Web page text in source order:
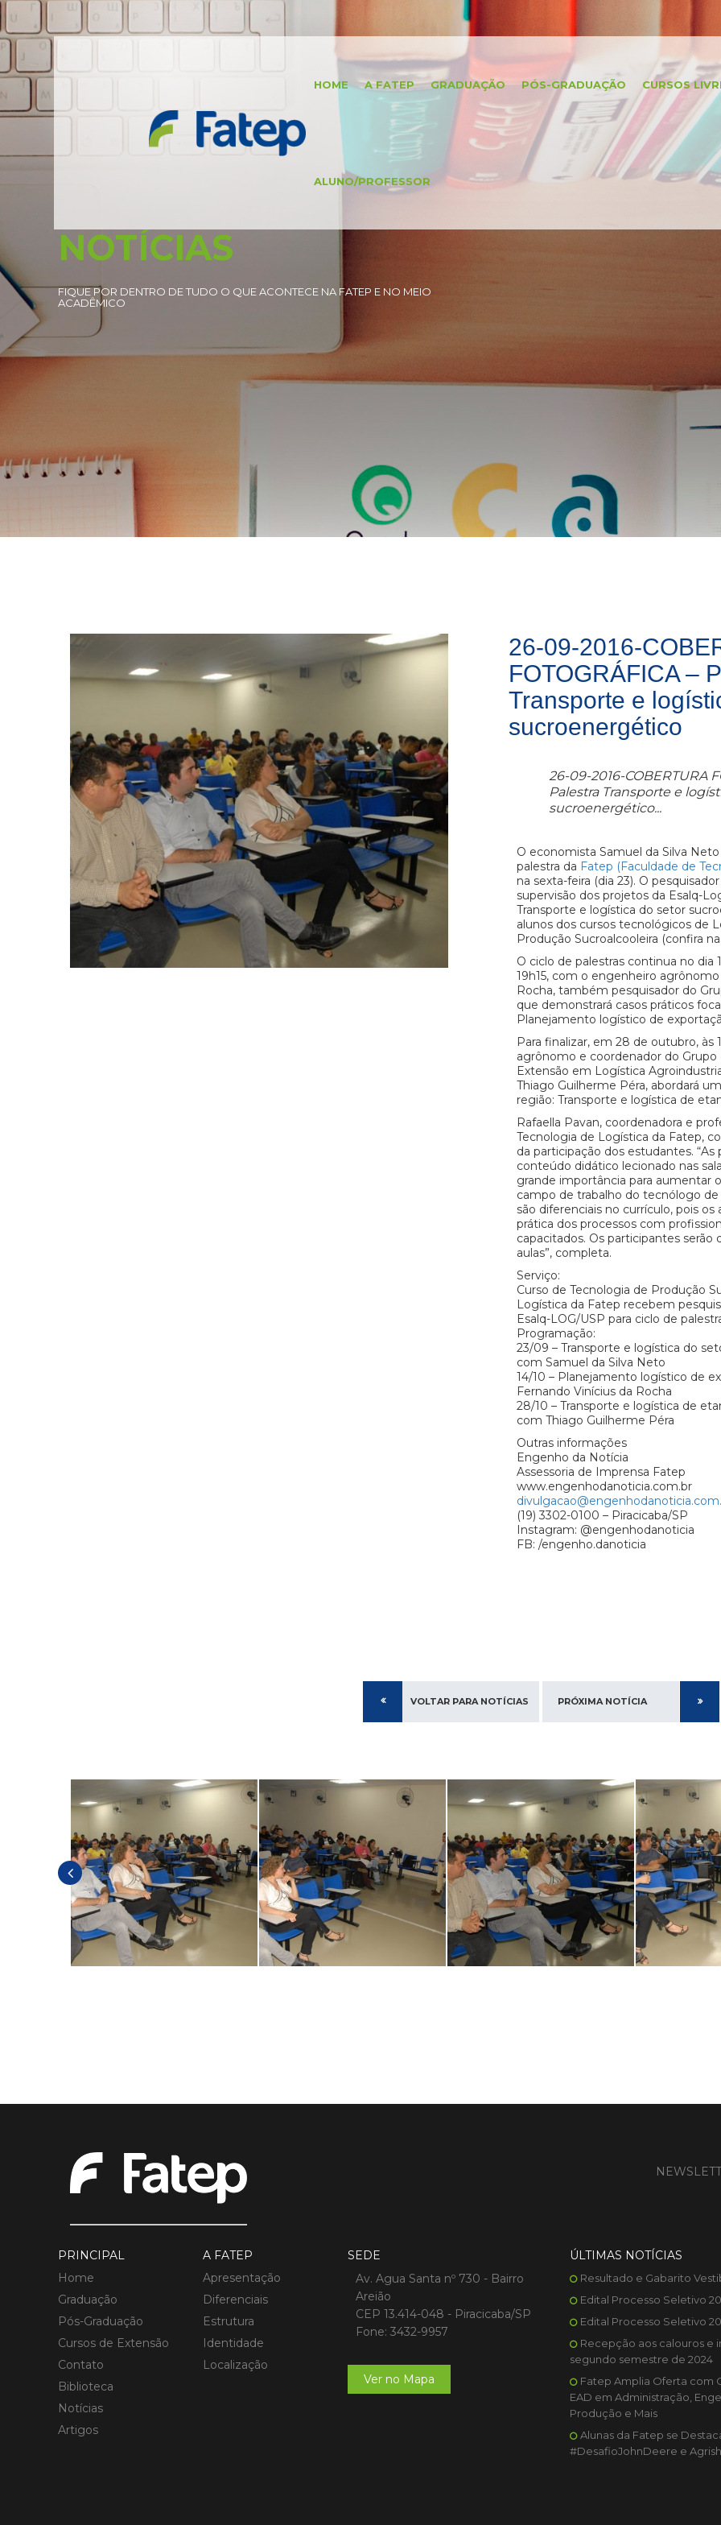
HOME A FATEP GRADUAÇÃO PÓS-GRADUAÇÃO CURSOS
ALUNO/PROFESSOR
NOTÍCIAS
FIQUE POR DENTRO DE TUDO O QUE ACONTECE NA FATEP E NO MEIO
ACADÊMICO
26-09-2016-
FOTOGRÁFICA –
Transporte e
sucroenergético
26-09-2016-COBERTURA
Palestra Transporte e
sucroenergético...
O economista Samuel da Silva
palestra da Fatep (Faculdade de
na sexta-feira (dia 23). O
supervisão dos projetos da Esalq-
Transporte e logística do setor
alunos dos cursos tecnológicos de
Produção Sucroalcooleira (confira
O ciclo de palestras continua no dia
19h15, com o engenheiro
Rocha, também pesquisador do
que demonstrará casos práticos
Planejamento logístico de
Para finalizar, em 28 de outubro, às
agrônomo e coordenador do Grupo
Extensão em Logística
Thiago Guilherme Péra, abordará
região: Transporte e logística de
Rafaella Pavan, coordenadora e
Tecnologia de Logística da Fatep,
da participação dos estudantes.
conteúdo didático lecionado nas
grande importância para aumentar
campo de trabalho do tecnólogo
são diferenciais no currículo, pois
prática dos processos com
capacitados. Os participantes serão
aulas”, completa.
Serviço:
Curso de Tecnologia de Produção
Logística da Fatep recebem
Esalq-LOG/USP para ciclo de
Programação:
23/09 – Transporte e logística do
com Samuel da Silva Neto
14/10 – Planejamento logístico de
Fernando Vinícius da Rocha
28/10 – Transporte e logística de
com Thiago Guilherme Péra
Outras informações
Engenho da Notícia
Assessoria de Imprensa Fatep
www.engenhodanoticia.com.br
(19) 3302-0100 – Piracicaba/SP
Instagram: @engenhodanoticia
FB: /engenho.danoticia
VOLTAR PARA NOTÍCIAS PRÓXIMA NOTÍCIA
PRINCIPAL
Home
Graduação
Pós-Graduação
Cursos de Extensão
Contato
Biblioteca
Notícias
Artigos
A FATEP
Apresentação
Diferenciais
Estrutura
Identidade
Localização
SEDE
Av. Agua Santa nº 730 - Bairro
Areião
CEP 13.414-048 - Piracicaba/SP
Fone: 3432-9957
Ver no Mapa
ÚLTIMAS NOTÍCIAS
Resultado e Gabarito
Edital Processo Seletivo
Edital Processo Seletivo
Recepção aos calouros e
segundo semestre de 2024
Fatep Amplia Oferta com
EAD em Administração,
Produção e Mais
Alunas da Fatep se
#DesafioJohnDeere e